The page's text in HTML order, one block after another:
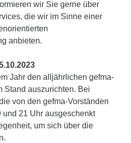
wir Sie gerne über
die wir im Sinne einer
anbieten.
Jahr den alljährlichen gefma-
Stand auszurichten. Bei
von den gefma-Vorständen
21 Uhr ausgeschenkt
um sich über die